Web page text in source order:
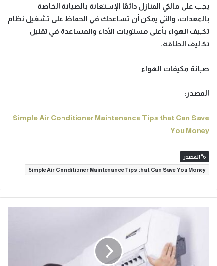
يجب على مالكي المنازل دائمًا الإستعانة بالصيانة الخاصة
بالمعدات، والتي يمكن أن تساعدك في الحفاظ على تشغيل نظام
تكييف الهواء بأعلى مستويات الأداء والمساعدة في تقليل
تكاليف الطاقة.
صيانة مكيفات الهواء
المصدر:
Simple Air Conditioner Maintenance Tips that Can Save
You Money
المصدر
Simple Air Conditioner Maintenance Tips that Can Save You Money